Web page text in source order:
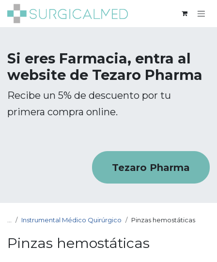
Ir al contenido
Si eres Farmacia, entra al
website de Tezaro Pharma
Recibe un 5% de descuento por tu
primera compra online.
Tezaro Pharma
Instrumental Médico Quirúrgico Pinzas hemostáticas
Pinzas hemostáticas